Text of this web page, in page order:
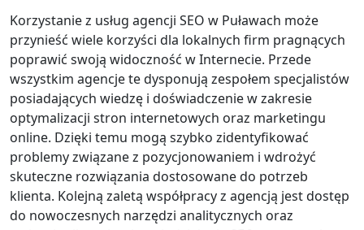
Korzystanie z usług agencji SEO w Puławach może
przynieść wiele korzyści dla lokalnych firm pragnących
poprawić swoją widoczność w Internecie. Przede
wszystkim agencje te dysponują zespołem specjalistów
posiadających wiedzę i doświadczenie w zakresie
optymalizacji stron internetowych oraz marketingu
online. Dzięki temu mogą szybko zidentyfikować
problemy związane z pozycjonowaniem i wdrożyć
skuteczne rozwiązania dostosowane do potrzeb
klienta. Kolejną zaletą współpracy z agencją jest dostęp
do nowoczesnych narzędzi analitycznych oraz